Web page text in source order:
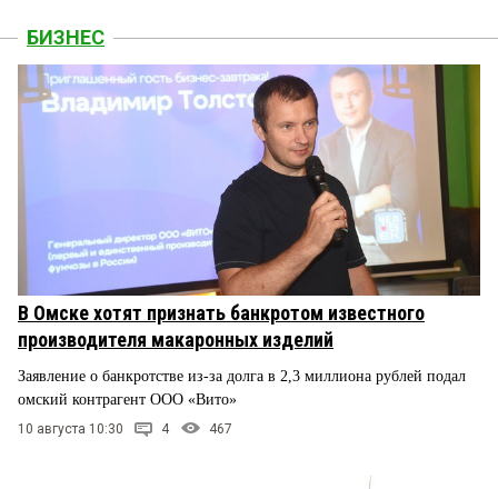
БИЗНЕС
В Омске хотят признать банкротом известного
производителя макаронных изделий
Заявление о банкротстве из-за долга в 2,3 миллиона рублей подал
омский контрагент ООО «Вито»
10 августа 10:30 4 467